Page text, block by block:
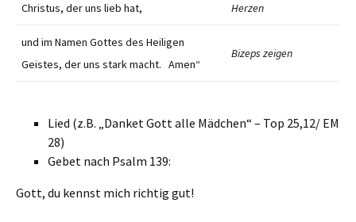
Christus, der uns lieb hat,
Herzen
und im Namen Gottes des Heiligen
Geistes, der uns stark macht. Amen“
Bizeps zeigen
Lied (z.B. „Danket Gott alle Mädchen“ – Top 25,12/ EM
28)
Gebet nach Psalm 139:
Gott, du kennst mich richtig gut!